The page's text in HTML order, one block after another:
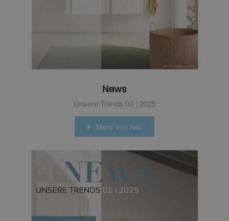
News
Unsere Trends 03 | 2025
Mehr Info hier